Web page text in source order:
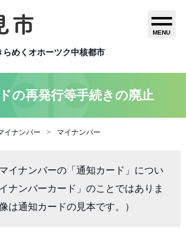
めくオホーツク中核都市
MENU
の再発行等手続きの廃止
イナンバー マイナンバー
イナンバーの「通知カード」につい
ナンバーカード」のことではありま
は通知カードの見本です。）